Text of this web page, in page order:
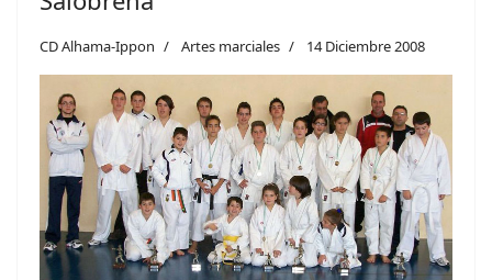
CD Alhama-Ippon Artes marciales 14 Diciembre 2008